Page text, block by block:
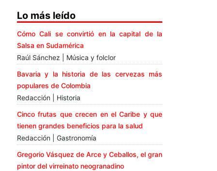
Lo más leído
Cómo Cali se convirtió en la capital de la
Salsa en Sudamérica
Raúl Sánchez | Música y folclor
Bavaria y la historia de las cervezas más
populares de Colombia
Redacción | Historia
Cinco frutas que crecen en el Caribe y que
tienen grandes beneficios para la salud
Redacción | Gastronomía
Gregorio Vásquez de Arce y Ceballos, el gran
pintor del virreinato neogranadino